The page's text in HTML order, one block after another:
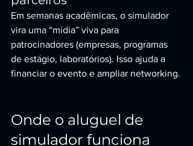
Em semanas acadêmicas, o simulador
vira uma “mídia” viva para
patrocinadores (empresas, programas
de estágio, laboratórios). Isso ajuda a
financiar o evento e ampliar networking.
Onde o aluguel de
simulador funciona